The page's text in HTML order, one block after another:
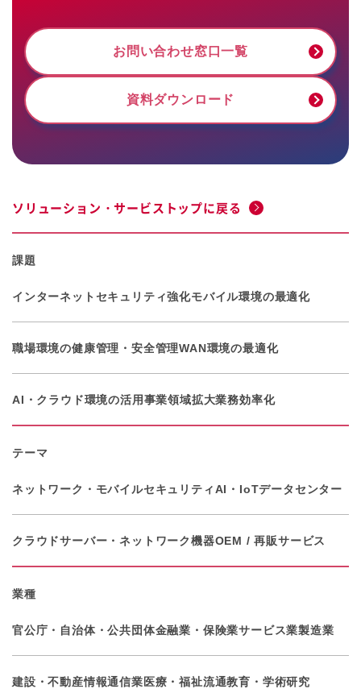
お問い合わせ窓口一覧
資料ダウンロード
ソリューション・サービストップに戻る
課題
インターネットセキュリティ強化モバイル環境の最適化
職場環境の健康管理・安全管理WAN環境の最適化
AI・クラウド環境の活用事業領域拡大業務効率化
テーマ
ネットワーク・モバイルセキュリティAI・IoTデータセンター
クラウドサーバー・ネットワーク機器OEM / 再販サービス
業種
官公庁・自治体・公共団体金融業・保険業サービス業製造業
建設・不動産情報通信業医療・福祉流通教育・学術研究